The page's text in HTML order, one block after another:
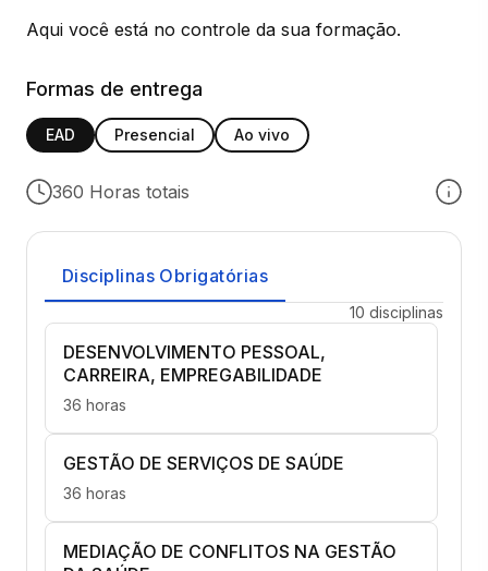
Aqui você está no controle da sua formação.
Formas de entrega
EAD Presencial Ao vivo
360 Horas totais
Disciplinas Obrigatórias
10 disciplinas
DESENVOLVIMENTO PESSOAL,
CARREIRA, EMPREGABILIDADE
36 horas
GESTÃO DE SERVIÇOS DE SAÚDE
36 horas
MEDIAÇÃO DE CONFLITOS NA GESTÃO